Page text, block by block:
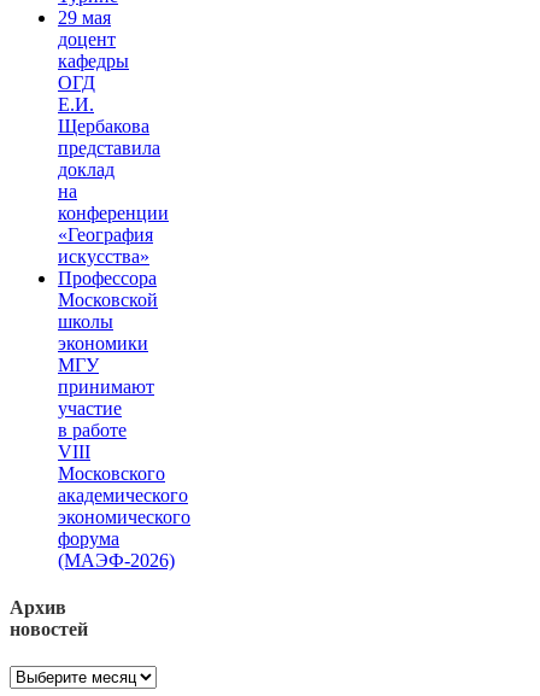
29 мая
доцент
кафедры
ОГД
Е.И.
Щербакова
представила
доклад
на
конференции
«География
искусства»
Профессора
Московской
школы
экономики
МГУ
принимают
участие
в работе
VIII
Московского
академического
экономического
форума
(МАЭФ-2026)
Архив
новостей
Архив